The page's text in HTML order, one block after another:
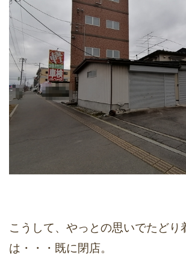
こうして、やっとの思いでたどり
は・・・既に閉店。